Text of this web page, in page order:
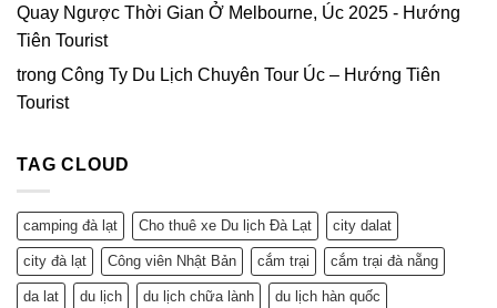
Quay Ngược Thời Gian Ở Melbourne, Úc 2025 - Hướng
Tiên Tourist
trong Công Ty Du Lịch Chuyên Tour Úc – Hướng Tiên
Tourist
TAG CLOUD
camping đà lạt Cho thuê xe Du lịch Đà Lạt city dalat
city đà lạt Công viên Nhật Bản cắm trại cắm trại đà nẵng
da lat du lịch du lịch chữa lành du lịch hàn quốc